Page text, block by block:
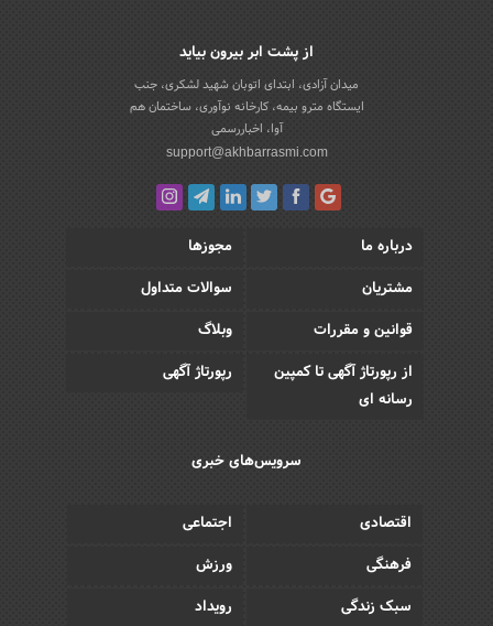
از پشت ابر بیرون بیاید
میدان آزادی، ابتدای اتوبان شهید لشکری، جنب
ایستگاه مترو بیمه، کارخانه نوآوری، ساختمان هم
آوا، اخباررسمی
support@akhbarrasmi.com
درباره ما
مجوزها
مشتریان
سوالات متداول
قوانین و مقررات
وبلاگ
از رپورتاژ آگهی تا کمپین
رسانه ای
رپورتاژ آگهی
سرویس‌های خبری
اقتصادی
اجتماعی
فرهنگی
ورزش
سبک زندگی
رویداد